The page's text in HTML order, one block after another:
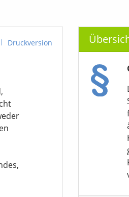
| Druckversion